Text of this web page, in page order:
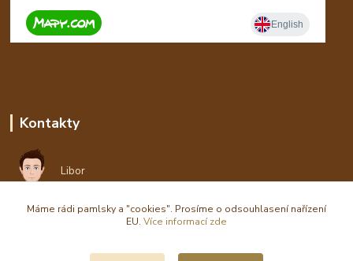
Kontakty
Libor
eshop(zavináč)waldi.cz
Máme rádi pamlsky a "cookies". Prosíme o odsouhlasení nařízení
EU. Více informací zde